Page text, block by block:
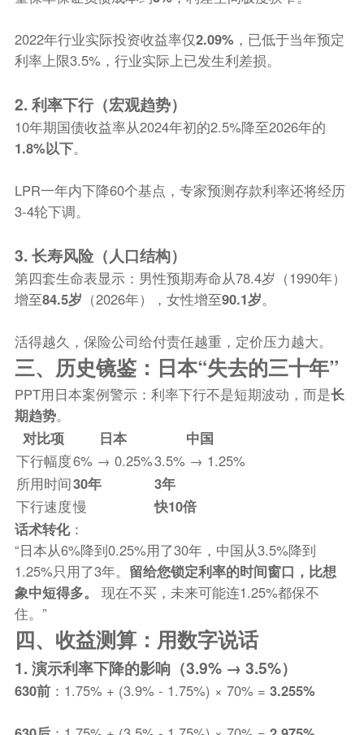
2022年行业实际投资收益率仅2.09% ，已低于当年预定
利率上限3.5%，行业实际上已发生利差损。
2. 利率下行（宏观趋势）
10年期国债收益率从2024年初的2.5%降至2026年的
1.8%以下。
LPR一年内下降60个基点，专家预测存款利率还将经历
3-4轮下调。
3. 长寿风险（人口结构）
第四套生命表显示：男性预期寿命从78.4岁（1990年）
增至84.5岁 （2026年），女性增至90.1岁。
活得越久，保险公司给付责任越重，定价压力越大。
三、历史镜鉴：日本“失去的三十年”
PPT用日本案例警示：利率下行不是短期波动，而是长
期趋势。
对比项
日本
中国
下行幅度6% → 0.25%3.5% → 1.25%
所用时间30年
3年
下行速度慢
快10倍
话术转化：
“日本从6%降到0.25%用了30年，中国从3.5%降到
1.25%只用了3年。 留给您锁定利率的时间窗口，比想
象中短得多。
现在不买，未来可能连1.25%都保不
住。”
四、收益测算：用数字说话
1. 演示利率下降的影响（3.9% → 3.5%）
630前：1.75% + (3.9% - 1.75%) × 70% = 3.255%